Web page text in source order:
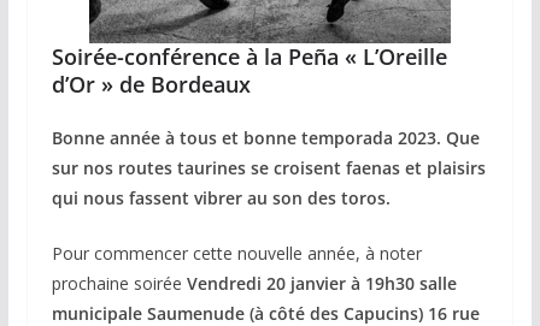
Soirée-conférence à la Peña « L’Oreille
d’Or » de Bordeaux
Bonne année à tous et bonne temporada 2023. Que
sur nos routes taurines se croisent faenas et plaisirs
qui nous fassent vibrer au son des toros.
Pour commencer cette nouvelle année, à noter
prochaine soirée Vendredi 20 janvier à 19h30 salle
municipale Saumenude (à côté des Capucins) 16 rue